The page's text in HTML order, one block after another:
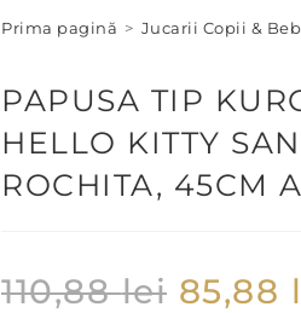
Prima pagină > Jucarii Copii &
PAPUSA TIP
HELLO KITTY
ROCHITA, 45CM
110,88lei 85,88